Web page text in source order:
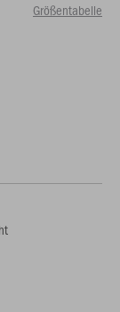
Größentabelle